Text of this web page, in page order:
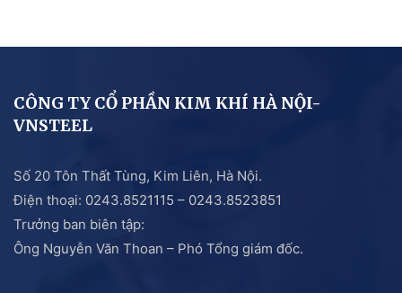
CÔNG TY CỔ PHẦN KIM KHÍ HÀ NỘI-
VNSTEEL
Số 20 Tôn Thất Tùng, Kim Liên, Hà Nội.
Điện thoại: 0243.8521115 – 0243.8523851
Trưởng ban biên tập:
Ông Nguyễn Văn Thoan – Phó Tổng giám đốc.